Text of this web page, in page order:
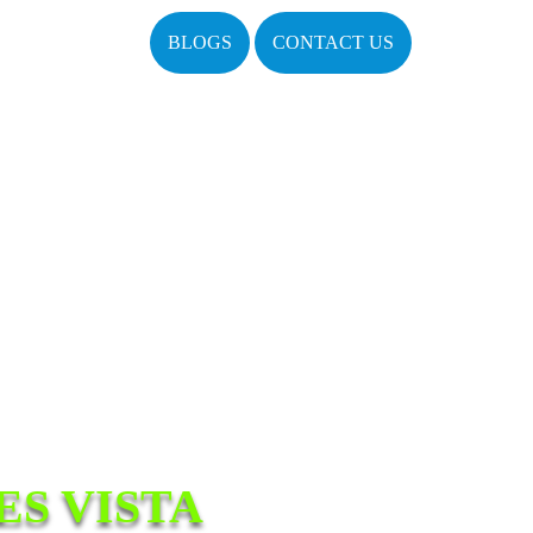
BLOGS CONTACT US
VISTA